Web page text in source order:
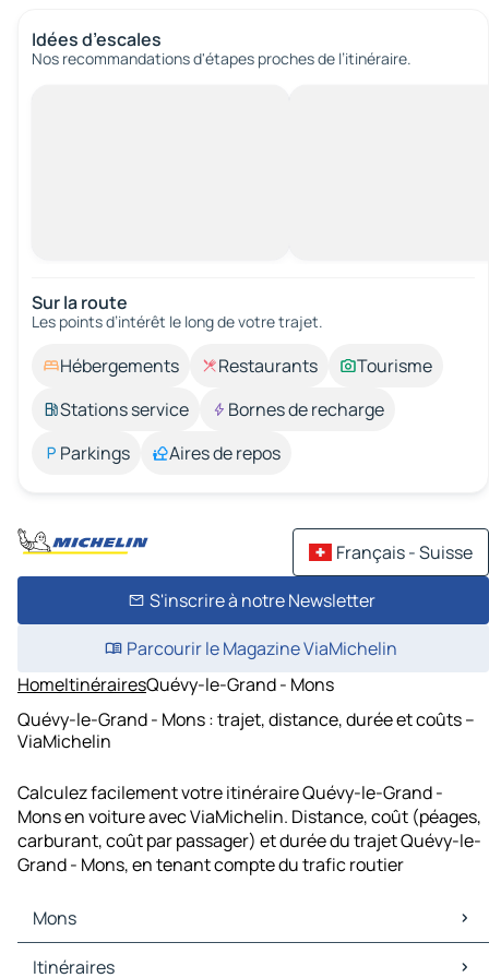
Idées d’escales
Nos recommandations d'étapes proches de l’itinéraire.
Sur la route
Les points d’intérêt le long de votre trajet.
Hébergements Restaurants
Tourisme
Stations service
Bornes de recharge
Parkings
Aires de repos
Français - Suisse
S'inscrire à notre Newsletter
Parcourir le Magazine ViaMichelin
HomeItinérairesQuévy-le-Grand - Mons
Quévy-le-Grand - Mons : trajet, distance, durée et coûts –
ViaMichelin
Calculez facilement votre itinéraire Quévy-le-Grand -
Mons en voiture avec ViaMichelin. Distance, coût (péages,
carburant, coût par passager) et durée du trajet Quévy-le-
Grand - Mons, en tenant compte du trafic routier
Mons
Mons Cartes et plans
Itinéraires